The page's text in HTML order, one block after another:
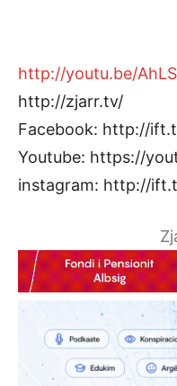
http://youtu.be/
http://zjarr.tv/
Facebook: http://
Youtube: https://
instagram: http://